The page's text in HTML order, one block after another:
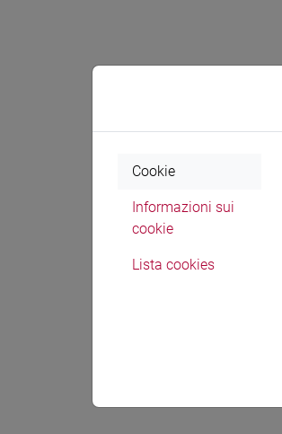
Cookie
Informazioni sui
cookie
Lista cookies